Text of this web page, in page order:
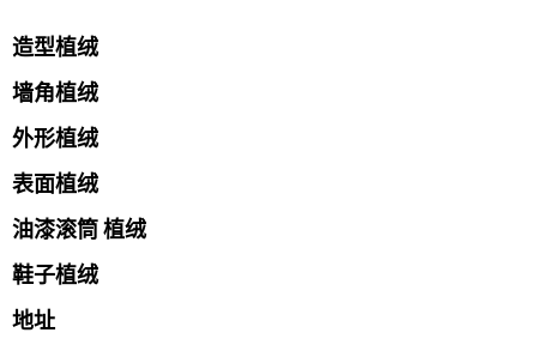
造型植绒
墙角植绒
外形植绒
表面植绒
油漆滚筒 植绒
鞋子植绒
地址